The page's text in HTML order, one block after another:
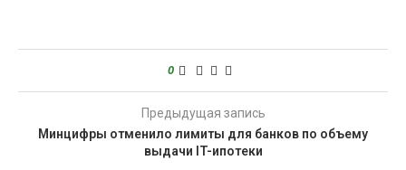
0
Предыдущая запись
Минцифры отменило лимиты для банков по объему
выдачи IT-ипотеки